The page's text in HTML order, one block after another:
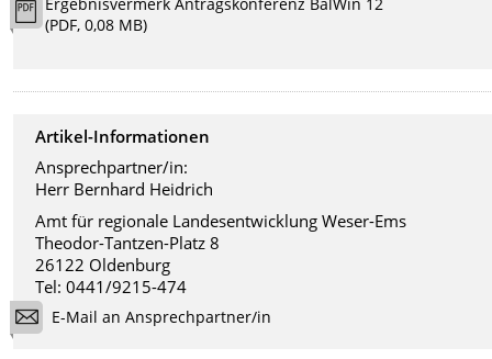
(PDF, 0,08 MB)
Artikel-Informationen
Ansprechpartner/in:
Herr Bernhard Heidrich
Amt für regionale Landesentwicklung Weser-Ems
Theodor-Tantzen-Platz 8
26122 Oldenburg
Tel: 0441/9215-474
E-Mail an Ansprechpartner/in